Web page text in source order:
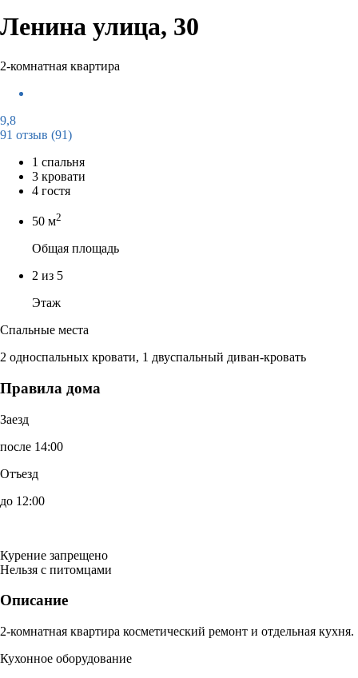
Ленина улица, 30
2-комнатная квартира
9,8
91 отзыв (91)
1 спальня
3 кровати
4 гостя
50 м2
Общая площадь
2 из 5
Этаж
Спальные места
2 односпальных кровати, 1 двуспальный диван-кровать
Правила дома
Заезд
после 14:00
Отъезд
до 12:00
Курение запрещено
Нельзя с питомцами
Описание
2-комнатная квартира косметический ремонт и отдельная кухня.
Кухонное оборудование